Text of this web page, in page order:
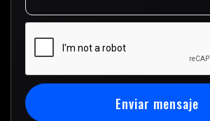
Enviar mensaje